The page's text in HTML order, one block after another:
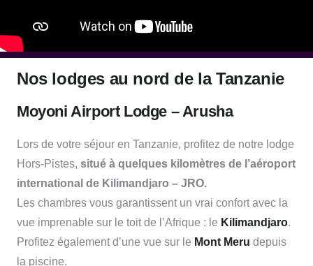
Nos lodges au nord de la Tanzanie
Moyoni Airport Lodge – Arusha
Lors de votre séjour en Tanzanie, profitez de notre lodge
Hors-Pistes, situé à quelques kilomètres de l’aéroport
international de Kilimandjaro – JRO.
Les chambres vous garantissent un vrai confort avec la
vue imprenable sur le toit de l’Afrique : le Kilimandjaro.
Profitez également d’une vue sur le Mont Meru depuis
la piscine.